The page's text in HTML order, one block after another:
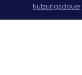
Nutzungsdauer